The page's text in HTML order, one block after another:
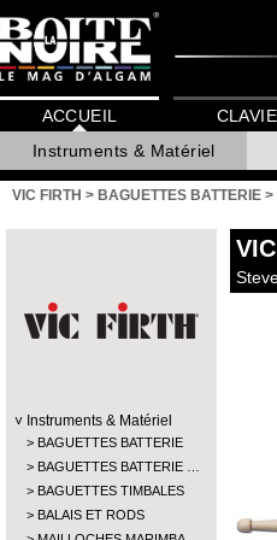
ACCUEIL
Instruments & Matériel
VIC FIRTH > BAGUETTES BATTERIE >
Instruments & Matériel
BAGUETTES BATTERIE
BAGUETTES BATTERIE …
BAGUETTES TIMBALES
BALAIS ET RODS